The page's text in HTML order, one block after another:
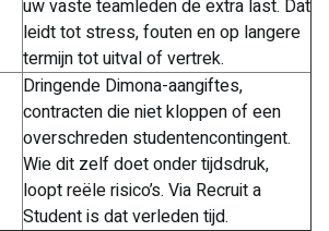
uw vaste teamleden de extra last. Dat
leidt tot stress, fouten en op langere
termijn tot uitval of vertrek.
Dringende Dimona-aangiftes,
contracten die niet kloppen of een
overschreden studentencontingent.
Wie dit zelf doet onder tijdsdruk,
loopt reële risico’s. Via Recruit a
Student is dat verleden tijd.